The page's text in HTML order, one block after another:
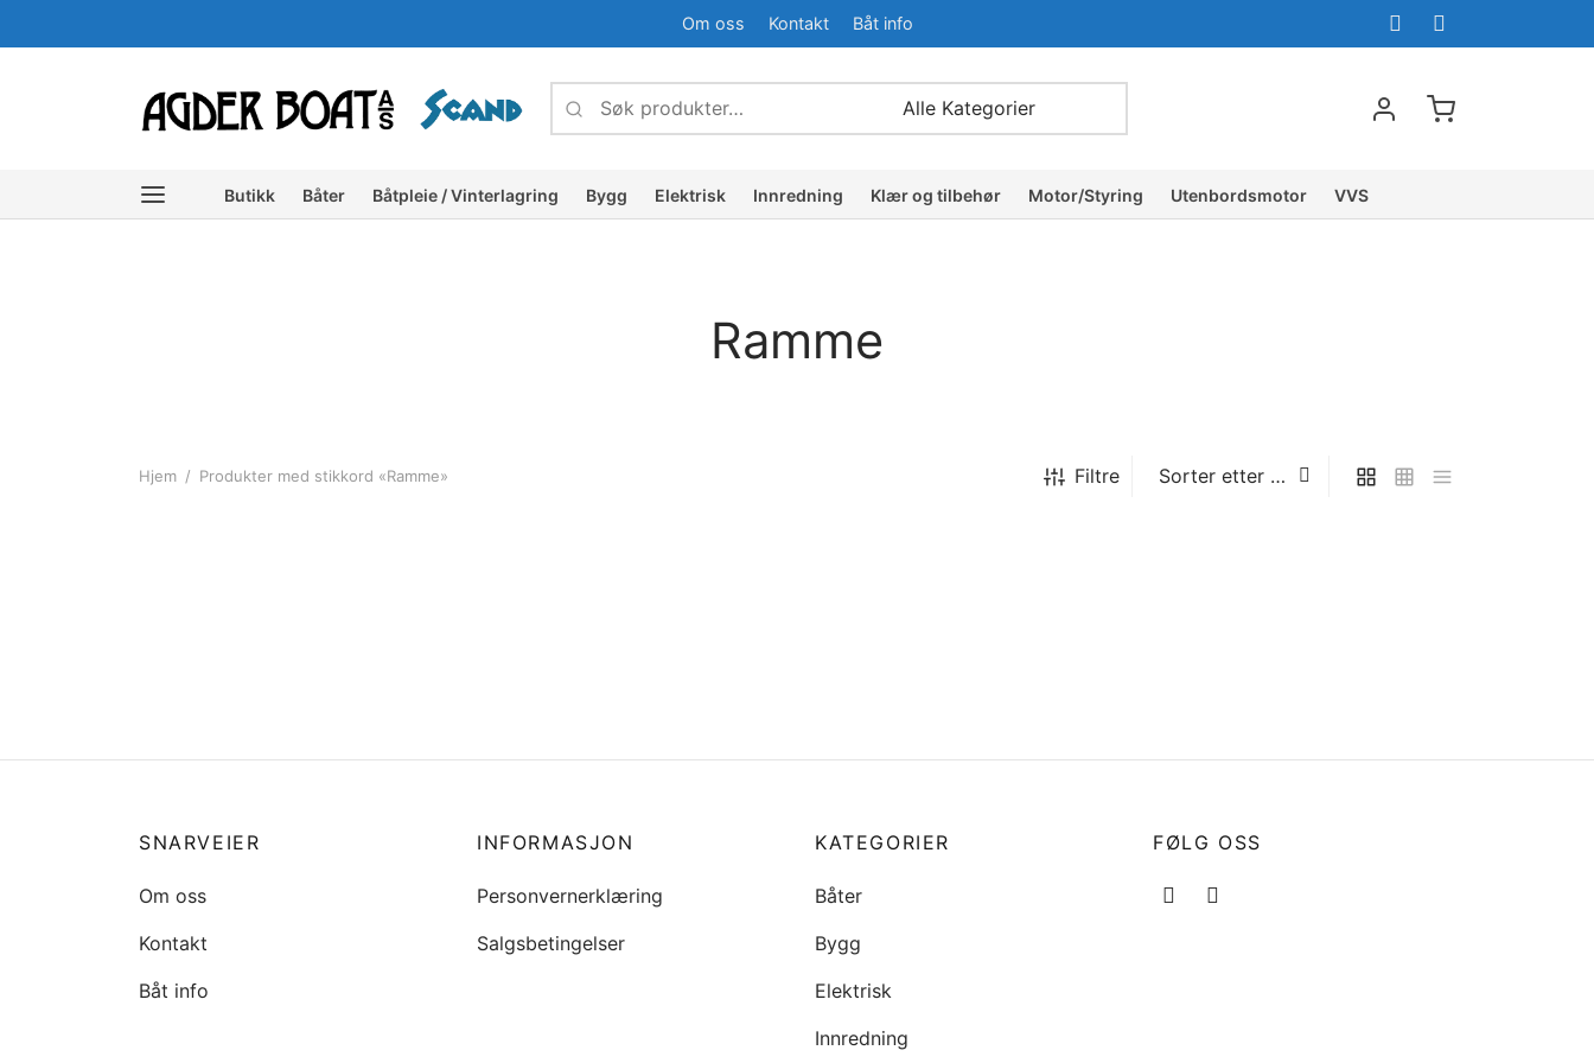
Om oss Kontakt Båt info
etter:
Narrow
category:
Butikk Båter Båtpleie / Vinterlagring Bygg Elektrisk Innredning Klær og tilbehør Motor/Styring Utenbordsmotor VVS
Ramme
Hjem / Produkter med stikkord «Ramme» Filtre
SNARVEIER
Om oss
Kontakt
Båt info
INFORMASJON
Personvernerklæring
Salgsbetingelser
KATEGORIER
Båter
Bygg
Elektrisk
Innredning
FØLG OSS